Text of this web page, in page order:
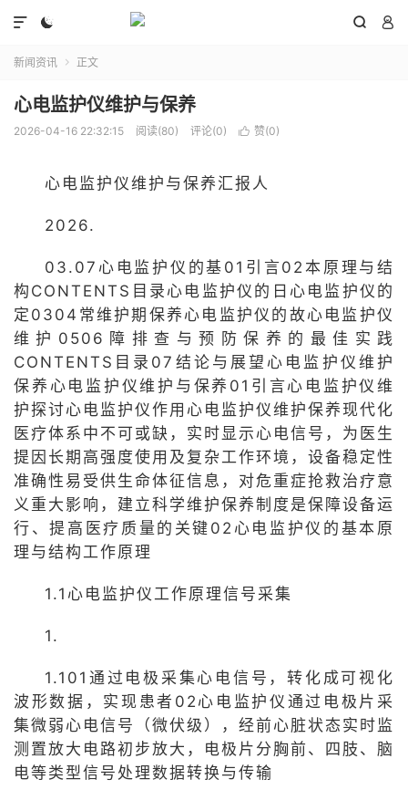
  

新闻资讯  正文
心电监护仪维护与保养
2026-04-16 22:32:15 阅读(80) 评论(0)  赞(0)
心电监护仪维护与保养汇报人
2026.
03.07心电监护仪的基01引言02本原理与结
构CONTENTS目录心电监护仪的日心电监护仪的
定0304常维护期保养心电监护仪的故心电监护仪
维护0506障排查与预防保养的最佳实践
CONTENTS目录07结论与展望心电监护仪维护
保养心电监护仪维护与保养01引言心电监护仪维
护探讨心电监护仪作用心电监护仪维护保养现代化
医疗体系中不可或缺，实时显示心电信号，为医生
提因长期高强度使用及复杂工作环境，设备稳定性
准确性易受供生命体征信息，对危重症抢救治疗意
义重大影响，建立科学维护保养制度是保障设备运
行、提高医疗质量的关键02心电监护仪的基本原
理与结构工作原理
1.1心电监护仪工作原理信号采集
1.
1.101通过电极采集心电信号，转化成可视化
波形数据，实现患者02心电监护仪通过电极片采
集微弱心电信号（微伏级），经前心脏状态实时监
测置放大电路初步放大，电极片分胸前、四肢、脑
电等类型信号处理数据转换与传输